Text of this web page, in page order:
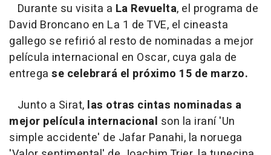
Durante su visita a La Revuelta, el programa de
David Broncano en La 1 de TVE, el cineasta
gallego se refirió al resto de nominadas a mejor
película internacional en Oscar, cuya gala de
entrega se celebrará el próximo 15 de marzo.
Junto a Sirat, las otras cintas nominadas a
mejor película internacional son la iraní 'Un
simple accidente' de Jafar Panahi, la noruega